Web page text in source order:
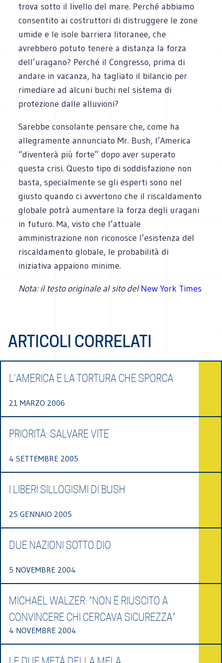
trova sotto il livello del mare. Perché abbiamo
consentito ai costruttori di distruggere le zone
umide e le isole barriera litoranee, che
avrebbero potuto tenere a distanza la forza
dell’uragano? Perché il Congresso, prima di
andare in vacanza, ha tagliato il bilancio per
rimediare ad alcuni buchi nel sistema di
protezione dalle alluvioni?
Sarebbe consolante pensare che, come ha
allegramente annunciato Mr. Bush, l’America
“diventerà più forte” dopo aver superato
questa crisi. Questo tipo di soddisfazione non
basta, specialmente se gli esperti sono nel
giusto quando ci avvertono che il riscaldamento
globale potrà aumentare la forza degli uragani
in futuro. Ma, visto che l’attuale
amministrazione non riconosce l’esistenza del
riscaldamento globale, le probabilità di
iniziativa appaiono minime.
Nota: il testo originale al sito delNew York Times
ARTICOLI CORRELATI
L'AMERICA E LA TORTURA CHE SPORCA
21 MARZO 2006
PRIORITÀ: SALVARE VITE
4 SETTEMBRE 2005
I LIBERI SILLOGISMI DI BUSH
25 GENNAIO 2005
DUE NAZIONI SOTTO DIO
5 NOVEMBRE 2004
MICHAEL WALZER: "NON È RIUSCITO A
CONVINCERE CHI CERCAVA SICUREZZA"
4 NOVEMBRE 2004